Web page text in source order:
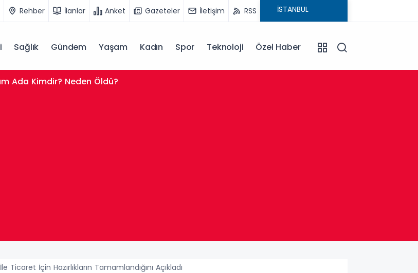
Rehber İlanlar Anket Gazeteler İletişim RSS
Sağlık Gündem Yaşam Kadın Spor Teknoloji Özel Haber
Ada Kimdir? Neden Öldü?
Ticaret İçin Hazırlıkların Tamamlandığını Açıkladı